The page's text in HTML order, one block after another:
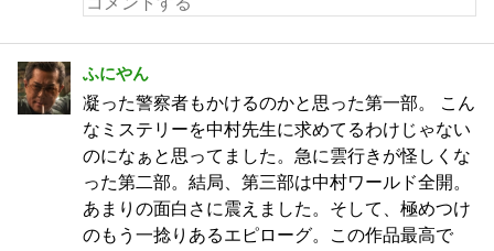
ふにやん
凝った警察者もかけるのかと思った第一部。 こん
なミステリーを中村先生に求めてるわけじゃない
のになぁと思ってました。急に雲行きが怪しくな
った第二部。結局、第三部は中村ワールド全開。
あまりの面白さに震えました。そして、極めつけ
のもう一捻りあるエピローグ。この作品最高で